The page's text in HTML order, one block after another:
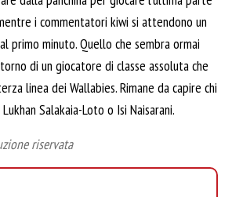
i commentatori kiwi si attendono un
primo minuto. Quello che sembra ormai
di un giocatore di classe assoluta che
linea dei Wallabies. Rimane da capire chi
Salakaia-Loto o Isi Naisarani.
riservata